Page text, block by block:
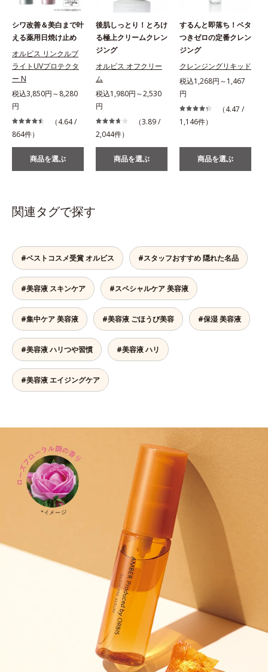
シワ改善＆美白まで叶
える薬用日焼け止め
オルビス リンクルブ
ライトUVプロテクタ
ー N
税込3,850円～8,280
円
（4.64 /
864件）
商品を選ぶ
後肌しっとり！とろけ
る極上クリームクレン
ジング
オルビス オフクリー
ム
税込1,980円～2,530
円
（3.89 /
2,044件）
商品を選ぶ
するんと即落ち！ベタ
つきゼロの定番クレン
ジング
クレンジングリキッド
税込1,268円～1,467
円
（4.47 /
1,146件）
商品を選ぶ
関連タグで探す
#ベストコスメ受賞 オルビス #スタッフおすすめ 隠れた名品
#美容液 スキンケア #スペシャルケア 美容液
#集中ケア 美容液 #美容液 ごほうび美容 #保湿 美容液
#美容液 ハリつや習慣 #美容液 ハリ
#美容液 エイジングケア